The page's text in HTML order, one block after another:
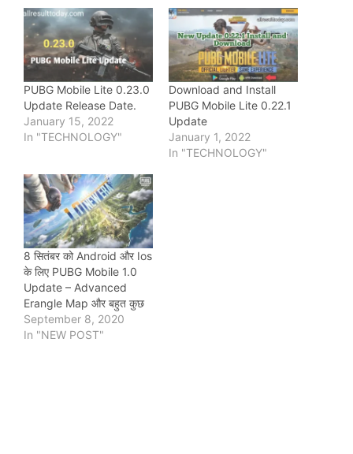
PUBG Mobile Lite 0.23.0
Update Release Date.
January 15, 2022
In "TECHNOLOGY"
Download and Install
PUBG Mobile Lite 0.22.1
Update
January 1, 2022
In "TECHNOLOGY"
8 सितंबर को Android और Ios
के लिए PUBG Mobile 1.0
Update – Advanced
Erangle Map और बहुत कुछ
September 8, 2020
In "NEW POST"